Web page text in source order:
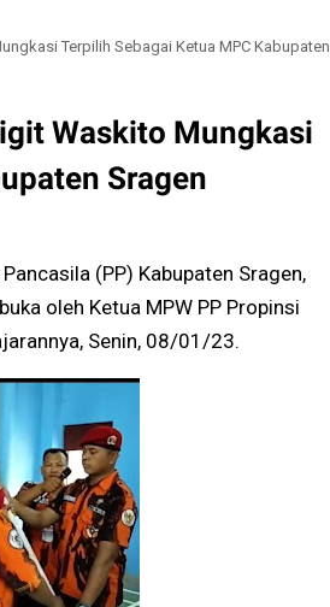
Terpilih Sebagai Ketua MPC Kabupaten
Waskito Mungkasi
Sragen
(PP) Kabupaten Sragen,
oleh Ketua MPW PP Propinsi
Senin, 08/01/23.